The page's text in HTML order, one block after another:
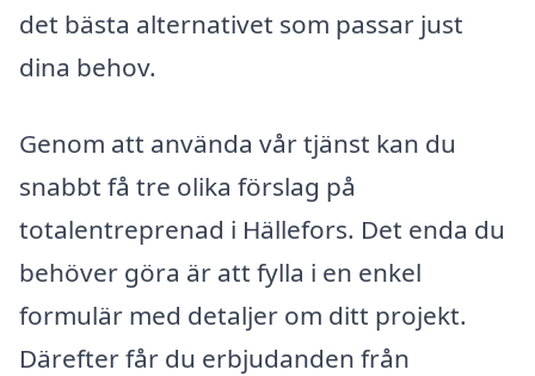
det bästa alternativet som passar just
dina behov.
Genom att använda vår tjänst kan du
snabbt få tre olika förslag på
totalentreprenad i Hällefors. Det enda du
behöver göra är att fylla i en enkel
formulär med detaljer om ditt projekt.
Därefter får du erbjudanden från